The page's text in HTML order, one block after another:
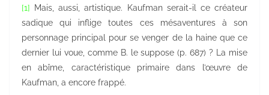
[1] Mais, aussi, artistique. Kaufman serait-il ce créateur
sadique qui inflige toutes ces mésaventures à son
personnage principal pour se venger de la haine que ce
dernier lui voue, comme B. le suppose (p. 687) ? La mise
en abîme, caractéristique primaire dans l’œuvre de
Kaufman, a encore frappé.